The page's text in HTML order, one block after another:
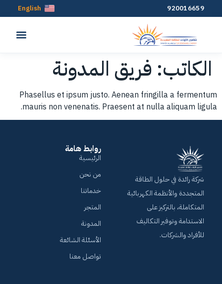
920016659
English
الكاتب: فريق المدونة
Phasellus et ipsum justo. Aenean fringilla a fermentum
mauris non venenatis. Praesent at nulla aliquam ligula.
شركة رائدة في حلول الطاقة
المتجددة والأنظمة الكهربائية
المتكاملة، بالتركيز على
الاستدامة وتوفير التكاليف
للأفراد والشركات.
روابط هامة
الرئيسية
من نحن
خدماتنا
المتجر
المدونة
الأسئلة الشائعة
تواصل معنا